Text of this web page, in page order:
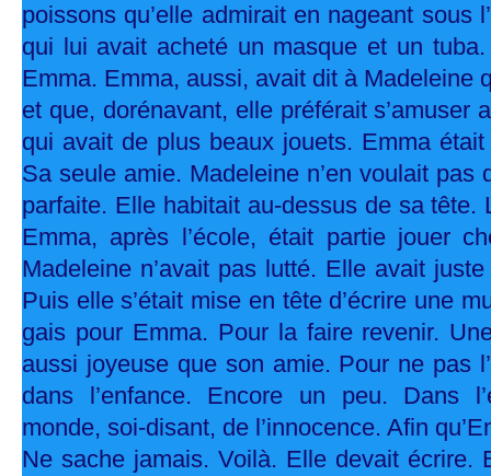
poissons qu’elle admirait en nageant sous
qui lui avait acheté un masque et un
Emma. Emma, aussi, avait dit à Madeleine
et que, dorénavant, elle préférait s’amuser
qui avait de plus beaux jouets. Emma
Sa seule amie. Madeleine n’en voulait pas
parfaite. Elle habitait au-dessus de sa tête.
Emma, après l’école, était partie jouer
Madeleine n’avait pas lutté. Elle avait
Puis elle s’était mise en tête d’écrire une
gais pour Emma. Pour la faire revenir.
aussi joyeuse que son amie. Pour ne pas
dans l’enfance. Encore un peu. Dans
monde, soi-disant, de l’innocence. Afin
Ne sache jamais. Voilà. Elle devait écrire.